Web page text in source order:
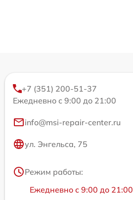
+7 (351) 200-51-37
Ежедневно с 9:00 до 21:00
info@msi-repair-center.ru
ул. Энгельса, 75
Режим работы:
Ежедневно с 9:00 до 21:00